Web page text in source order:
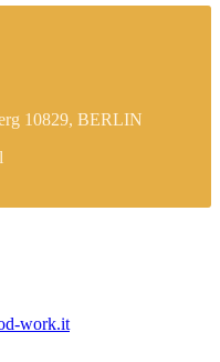
10829, BERLIN
work.it